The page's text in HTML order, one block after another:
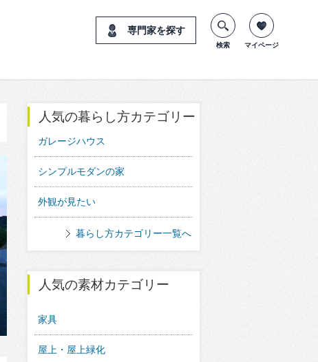
専門家を探す
検索 マイページ
人気の暮らし方カテゴリー
ガレージハウス
シンプルモダンの家
外観が見たい
暮らし方カテゴリー一覧へ
人気の素材カテゴリー
家具
屋上・屋上緑化